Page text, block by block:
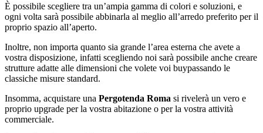
È possibile scegliere tra un’ampia gamma di colori e soluzioni, e
ogni volta sarà possibile abbinarla al meglio all’arredo preferito per il
proprio spazio all’aperto.
Inoltre, non importa quanto sia grande l’area esterna che avete a
vostra disposizione, infatti scegliendo noi sarà possibile anche creare
strutture adatte alle dimensioni che volete voi buypassando le
classiche misure standard.
Insomma, acquistare una Pergotenda Roma si rivelerà un vero e
proprio upgrade per la vostra abitazione o per la vostra attività
commerciale.